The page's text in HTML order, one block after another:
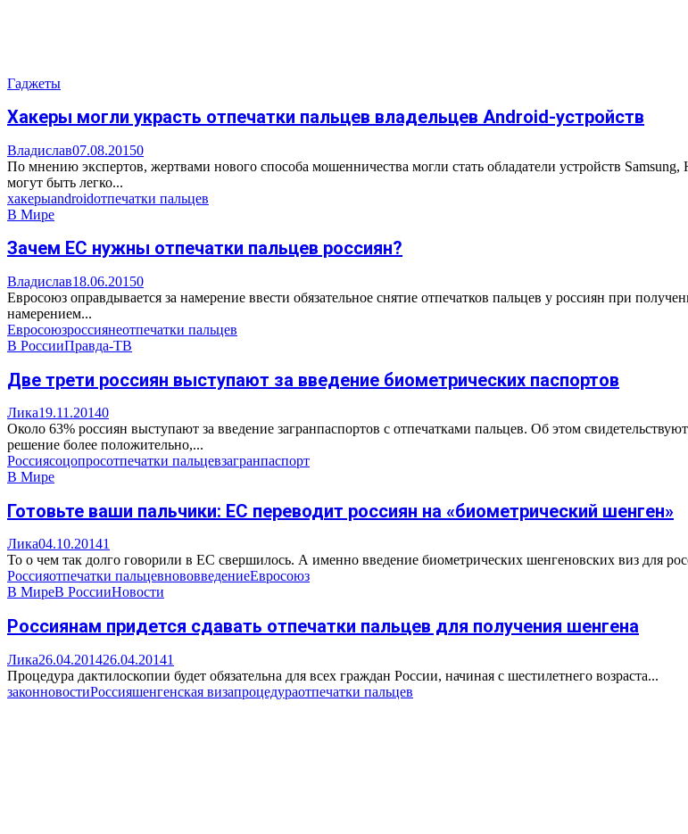
Гаджеты
Хакеры могли украсть отпечатки пальцев владельцев Android-устройств
Владислав07.08.20150
По мнению экспертов, жертвами нового способа мошенничества могли стать обладатели устройств
могут быть легко...
хакерыandroidотпечатки пальцев
В Мире
Зачем ЕС нужны отпечатки пальцев россиян?
Владислав18.06.20150
Евросоюз оправдывается за намерение ввести обязательное снятие отпечатков пальцев у россиян при
намерением...
Евросоюзроссиянеотпечатки пальцев
В РоссииПравда-ТВ
Две трети россиян выступают за введение биометрических паспортов
Лика19.11.20140
Около 63% россиян выступают за введение загранпаспортов с отпечатками пальцев. Об этом
решение более положительно,...
Россиясоцопросотпечатки пальцевзагранпаспорт
В Мире
Готовьте ваши пальчики: ЕС переводит россиян на «биометрический шенген»
Лика04.10.20141
То о чем так долго говорили в ЕС свершилось. А именно введение биометрических шенгеновских виз для
Россияотпечатки пальцевнововведениеЕвросоюз
В МиреВ РоссииНовости
Россиянам придется сдавать отпечатки пальцев для получения шенгена
Лика26.04.201426.04.20141
Процедура дактилоскопии будет обязательна для всех граждан России, начиная с шестилетнего возраста...
законновостиРоссияшенгенская визапроцедураотпечатки пальцев